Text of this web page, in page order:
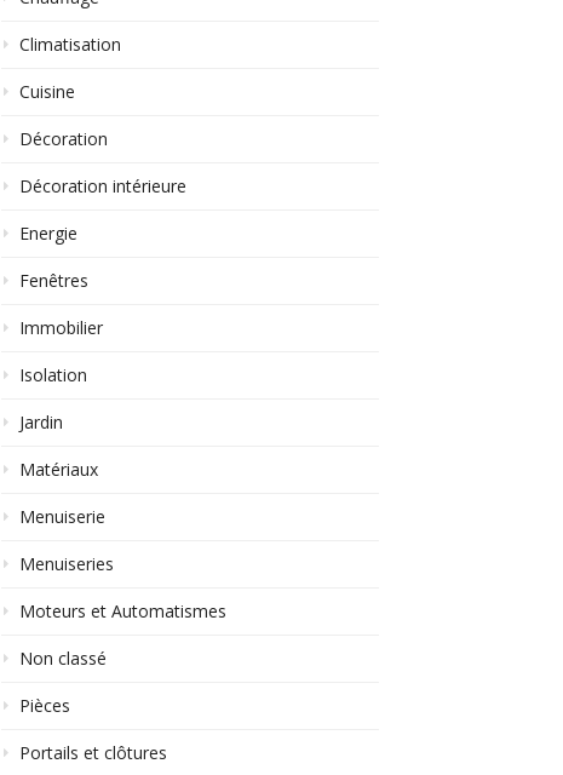
Climatisation
Cuisine
Décoration
Décoration intérieure
Energie
Fenêtres
Immobilier
Isolation
Jardin
Matériaux
Menuiserie
Menuiseries
Moteurs et Automatismes
Non classé
Pièces
Portails et clôtures